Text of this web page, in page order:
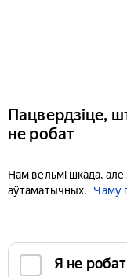
Пацвердзіце,
не робат
Нам вельмі шкада,
аўтаматычных.
Чаму
Я не робат